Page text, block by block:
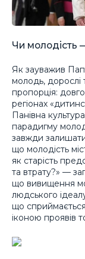
Чи молодість
Як зауважив
молодь, дорослі
пропорція:
регіонах
Панівна
парадигму
завжди
що молодість
як старість
та втрату?» —
що вивищення
людського
що
іконою проявів